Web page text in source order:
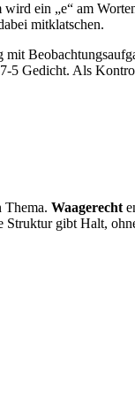
ein „e“ am
mitklatschen.
5 Gedicht. Als
Thema. Waagerecht
gibt Halt,